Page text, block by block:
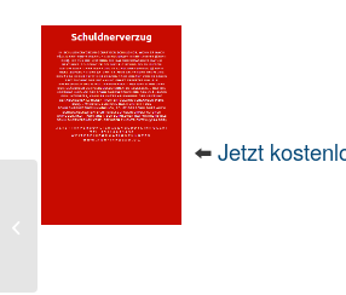
⬅️Jetzt
Schuldnerschutz